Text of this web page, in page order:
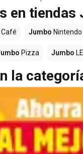
en tiendas
Café Jumbo
Pizza Jumbo
la